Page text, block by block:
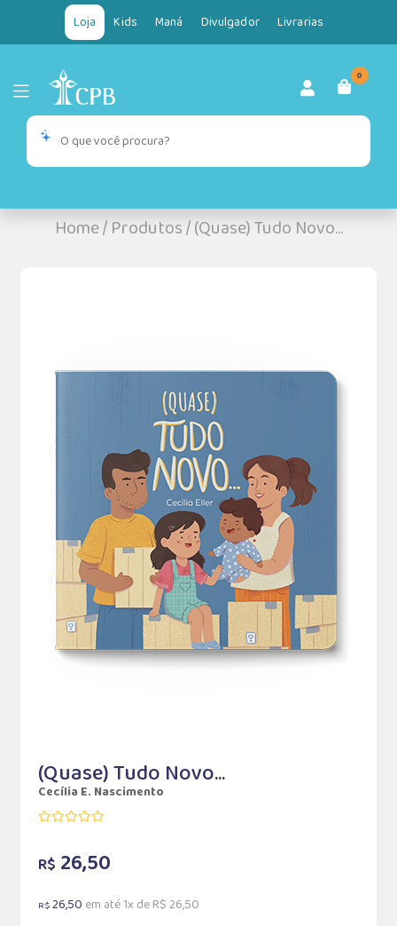
Loja Kids Maná Divulgador Livrarias
0
Home/Produtos/(Quase) Tudo Novo...
(Quase) Tudo Novo...
Cecília E. Nascimento
R$ 26,50
R$26,50 em até 1x de R$ 26,50